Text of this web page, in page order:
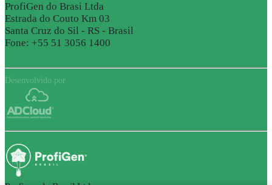
ProfiGen do Brasi Ltda
Estrada do Couto Km 03
Santa Cruz do Sil - RS - Brasil
Fone: +55 51 3056 1400
Desenvolvido por